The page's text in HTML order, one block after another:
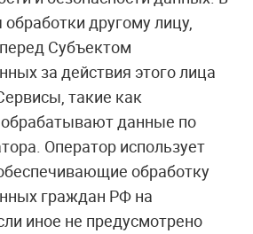
другому лицу,
Субъектом
за действия этого лица
такие как
данные по
Оператор использует
обработку
граждан РФ на
иное не предусмотрено